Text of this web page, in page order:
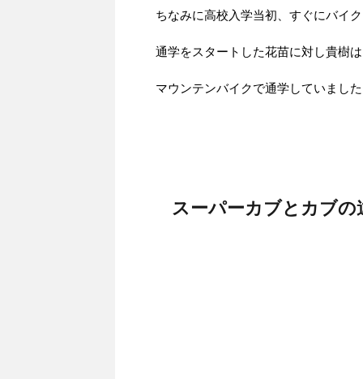
ちなみに高校入学当初、すぐにバイク
通学をスタートした花苗に対し貴樹は
マウンテンバイクで通学していまし
スーパーカブとカブの